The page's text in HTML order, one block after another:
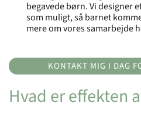
begavede børn. Vi designer
som muligt, så barnet
mere om vores samarbejde
KONTAKT MIG I DAG
Hvad er effekten